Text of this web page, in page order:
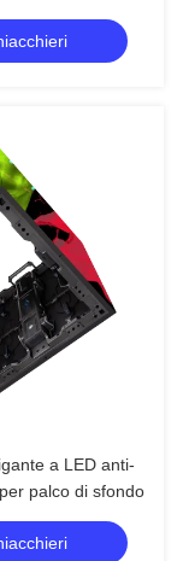
noleggio
a LED anti-
palco di sfondo